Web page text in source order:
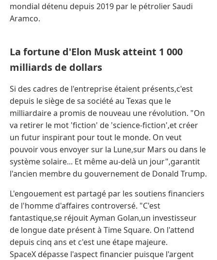
mondial détenu depuis 2019 par le pétrolier Saudi
Aramco.
La fortune d'Elon Musk atteint 1 000
milliards de dollars
Si des cadres de l'entreprise étaient présents,c'est
depuis le siège de sa société au Texas que le
milliardaire a promis de nouveau une révolution. "On
va retirer le mot 'fiction' de 'science-fiction',et créer
un futur inspirant pour tout le monde. On veut
pouvoir vous envoyer sur la Lune,sur Mars ou dans le
système solaire... Et même au-delà un jour",garantit
l'ancien membre du gouvernement de Donald Trump.
L'engouement est partagé par les soutiens financiers
de l'homme d'affaires controversé. "C'est
fantastique,se réjouit Ayman Golan,un investisseur
de longue date présent à Time Square. On l'attend
depuis cinq ans et c'est une étape majeure.
SpaceX dépasse l'aspect financier puisque l'argent